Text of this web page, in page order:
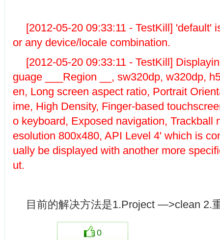
[2012-05-20 09:33:11 - TestKill] 'default'
or any device/locale combination.
[2012-05-20 09:33:11 - TestKill]
guage ___Region __, sw320dp, w320dp,
en, Long screen aspect ratio, Portrait
ime, High Density, Finger-based
o keyboard, Exposed navigation, Trackball
esolution 800x480, API Level 4' which is
ually be displayed with another more
ut.
目前的解决方法是1.Project —>clean 2.
0